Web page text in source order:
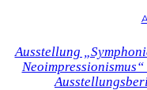
Ausstellung